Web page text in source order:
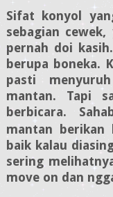
Sifat konyol
sebagian
pernah doi
berupa boneka.
pasti
mantan. Tapi
berbicara.
mantan berikan
baik kalau
sering
move on dan